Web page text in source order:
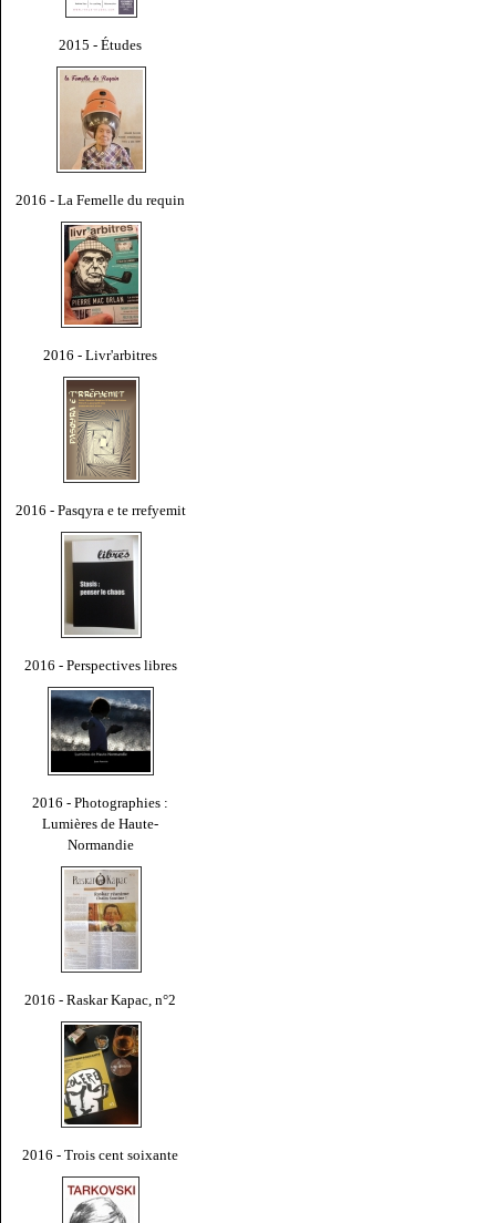
2015 - Études
2016 - La Femelle du requin
2016 - Livr'arbitres
2016 - Pasqyra e te rrefyemit
2016 - Perspectives libres
2016 - Photographies :
Lumières de Haute-
Normandie
2016 - Raskar Kapac, n°2
2016 - Trois cent soixante